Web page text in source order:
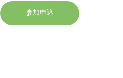
参加申込